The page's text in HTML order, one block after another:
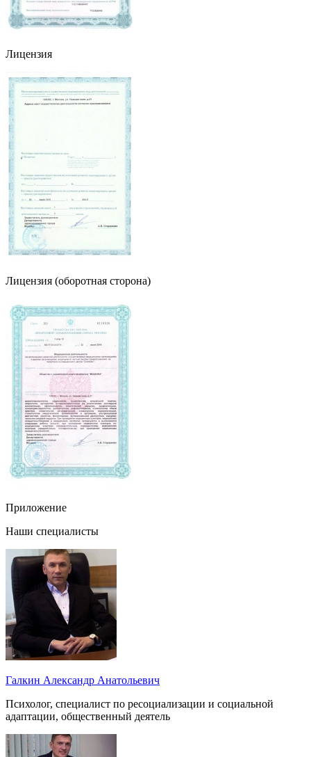
Лицензия
Лицензия (оборотная сторона)
Приложение
Наши специалисты
Галкин Александр Анатольевич
Психолог, специалист по ресоциализации и социальной
адаптации, общественный деятель